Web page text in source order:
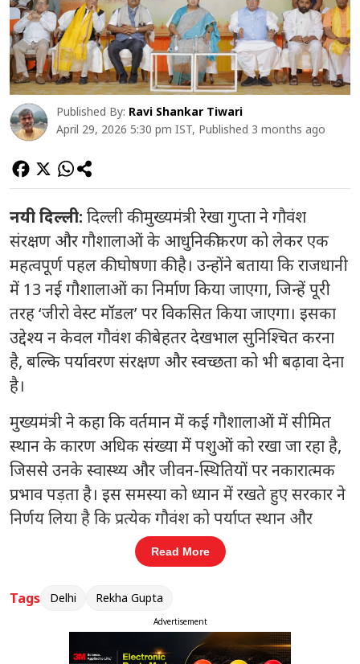
Published By: Ravi Shankar Tiwari
April 29, 2026 5:30 pm IST, Published 3 months ago
नयी दिल्ली: दिल्ली की मुख्यमंत्री रेखा गुप्ता ने गौवंश
संरक्षण और गौशालाओं के आधुनिकीकरण को लेकर एक
महत्वपूर्ण पहल की घोषणा की है। उन्होंने बताया कि राजधानी
में 13 नई गौशालाओं का निर्माण किया जाएगा, जिन्हें पूरी
तरह ‘जीरो वेस्ट मॉडल’ पर विकसित किया जाएगा। इसका
उद्देश्य न केवल गौवंश की बेहतर देखभाल सुनिश्चित करना
है, बल्कि पर्यावरण संरक्षण और स्वच्छता को भी बढ़ावा देना
है।
मुख्यमंत्री ने कहा कि वर्तमान में कई गौशालाओं में सीमित
स्थान के कारण अधिक संख्या में पशुओं को रखा जा रहा है,
जिससे उनके स्वास्थ्य और जीवन-स्थितियों पर नकारात्मक
प्रभाव पड़ता है। इस समस्या को ध्यान में रखते हुए सरकार ने
निर्णय लिया है कि प्रत्येक गौवंश को पर्याप्त स्थान और
प्राकृतिक वातावरण उपलब्ध कराया जाए। उन्होंने यह भी
स्पष्ट किया कि नई गौशालाओं के निर्माण और पशुओं के
स्थानांतरण की प्रक्रिया पूरी होने तक मौजूदा गौशालाओं में
पशु चिकित्सकों की नियमित उपलब्धता और अन्य आवश्यक
सुविधाएं सुनिश्चित की जाएंगी।
Read More
Tags Delhi Rekha Gupta
Advertisement